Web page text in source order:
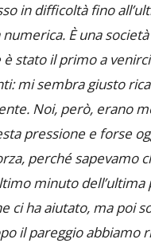
in difficoltà fino
È una
stato il primo a
mi sembra giusto
Noi, però, erano
pressione e forse
perché sapevamo
minuto dell’ultima
ci ha aiutato, ma poi
il pareggio abbiamo